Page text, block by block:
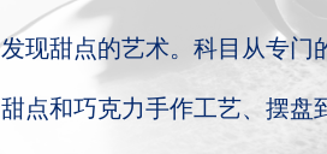
发现甜点的艺术。科目从专门
甜点和巧克力手作工艺、摆盘